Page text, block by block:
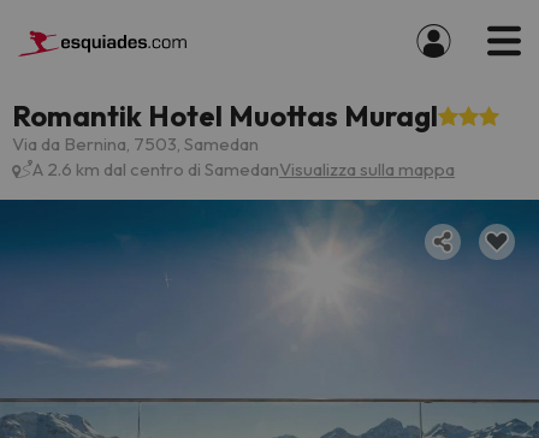
Romantik Hotel Muottas Muragl
Via da Bernina, 7503, Samedan
A 2.6 km dal centro di SamedanVisualizza sulla mappa